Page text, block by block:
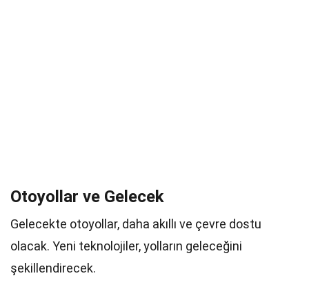
Otoyollar ve Gelecek
Gelecekte otoyollar, daha akıllı ve çevre dostu
olacak. Yeni teknolojiler, yolların geleceğini
şekillendirecek.